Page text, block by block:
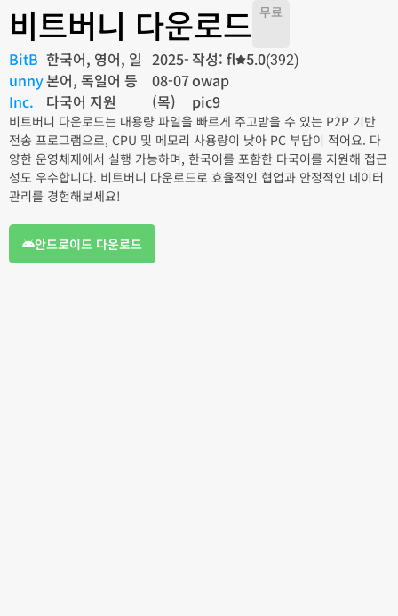
비트버니 다운로드 무료
BitB
unny
Inc.
한국어, 영어, 일
본어, 독일어 등
다국어 지원
2025-
08-07
(목)
작성: fl
owap
pic9
5.0(392)
비트버니 다운로드는 대용량 파일을 빠르게 주고받을 수 있는 P2P 기반
전송 프로그램으로, CPU 및 메모리 사용량이 낮아 PC 부담이 적어요. 다
양한 운영체제에서 실행 가능하며, 한국어를 포함한 다국어를 지원해 접근
성도 우수합니다. 비트버니 다운로드로 효율적인 협업과 안정적인 데이터
관리를 경험해보세요!
안드로이드 다운로드